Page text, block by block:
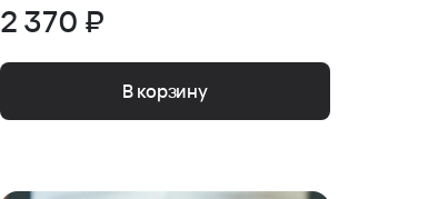
2 370 ₽
В корзину